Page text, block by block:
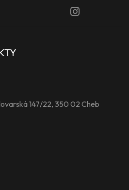
147/22, 350 02 Cheb